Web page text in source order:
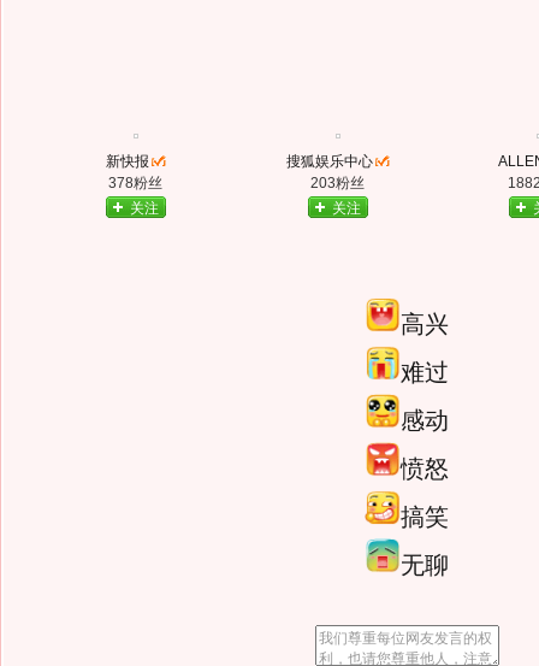
新快报
378粉丝
关注
搜狐娱乐中心
203粉丝
关注
高兴
难过
感动
愤怒
搞笑
无聊